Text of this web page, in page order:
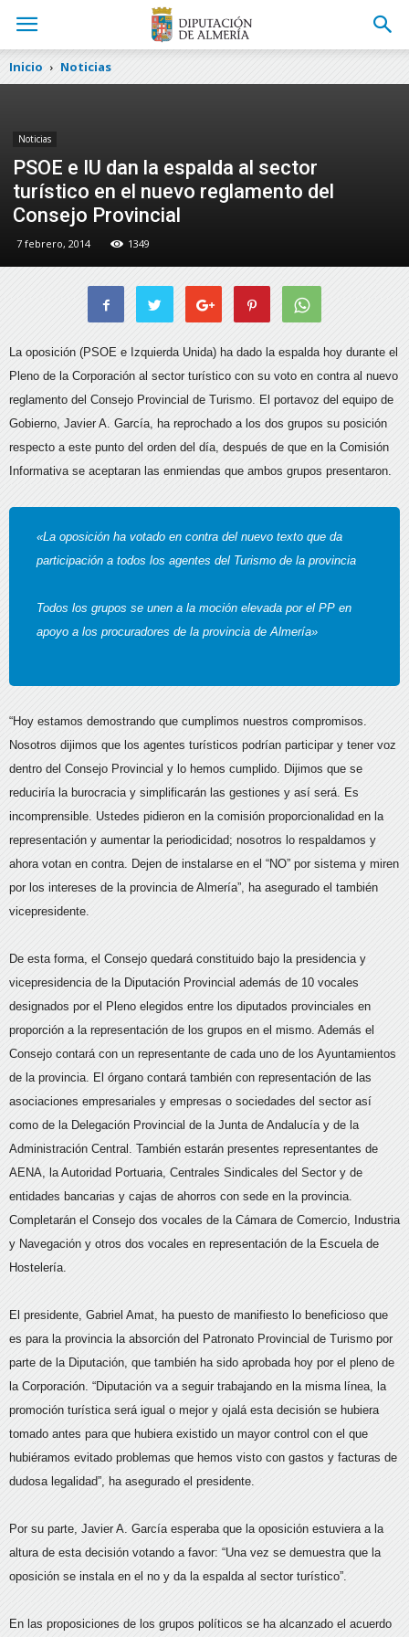
Inicio Noticias
Noticias
PSOE e IU dan la espalda al sector
turístico en el nuevo reglamento del
Consejo Provincial
7 febrero, 2014 1349
La oposición (PSOE e Izquierda Unida) ha dado la espalda hoy durante el
Pleno de la Corporación al sector turístico con su voto en contra al nuevo
reglamento del Consejo Provincial de Turismo. El portavoz del equipo de
Gobierno, Javier A. García, ha reprochado a los dos grupos su posición
respecto a este punto del orden del día, después de que en la Comisión
Informativa se aceptaran las enmiendas que ambos grupos presentaron.
«La oposición ha votado en contra del nuevo texto que da
participación a todos los agentes del Turismo de la provincia
Todos los grupos se unen a la moción elevada por el PP en
apoyo a los procuradores de la provincia de Almería»
“Hoy estamos demostrando que cumplimos nuestros compromisos.
Nosotros dijimos que los agentes turísticos podrían participar y tener voz
dentro del Consejo Provincial y lo hemos cumplido. Dijimos que se
reduciría la burocracia y simplificarán las gestiones y así será. Es
incomprensible. Ustedes pidieron en la comisión proporcionalidad en la
representación y aumentar la periodicidad; nosotros lo respaldamos y
ahora votan en contra. Dejen de instalarse en el “NO” por sistema y miren
por los intereses de la provincia de Almería”, ha asegurado el también
vicepresidente.
De esta forma, el Consejo quedará constituido bajo la presidencia y
vicepresidencia de la Diputación Provincial además de 10 vocales
designados por el Pleno elegidos entre los diputados provinciales en
proporción a la representación de los grupos en el mismo. Además el
Consejo contará con un representante de cada uno de los Ayuntamientos
de la provincia. El órgano contará también con representación de las
asociaciones empresariales y empresas o sociedades del sector así
como de la Delegación Provincial de la Junta de Andalucía y de la
Administración Central. También estarán presentes representantes de
AENA, la Autoridad Portuaria, Centrales Sindicales del Sector y de
entidades bancarias y cajas de ahorros con sede en la provincia.
Completarán el Consejo dos vocales de la Cámara de Comercio, Industria
y Navegación y otros dos vocales en representación de la Escuela de
Hostelería.
El presidente, Gabriel Amat, ha puesto de manifiesto lo beneficioso que
es para la provincia la absorción del Patronato Provincial de Turismo por
parte de la Diputación, que también ha sido aprobada hoy por el pleno de
la Corporación. “Diputación va a seguir trabajando en la misma línea, la
promoción turística será igual o mejor y ojalá esta decisión se hubiera
tomado antes para que hubiera existido un mayor control con el que
hubiéramos evitado problemas que hemos visto con gastos y facturas de
dudosa legalidad”, ha asegurado el presidente.
Por su parte, Javier A. García esperaba que la oposición estuviera a la
altura de esta decisión votando a favor: “Una vez se demuestra que la
oposición se instala en el no y da la espalda al sector turístico”.
En las proposiciones de los grupos políticos se ha alcanzado el acuerdo